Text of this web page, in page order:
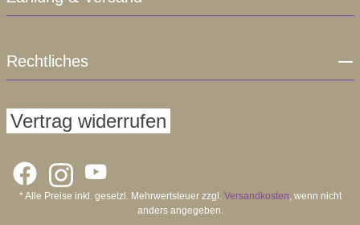
Rechtliches
Vertrag widerrufen
* Alle Preise inkl. gesetzl. Mehrwertsteuer zzgl. Versandkosten, wenn nicht
anders angegeben.